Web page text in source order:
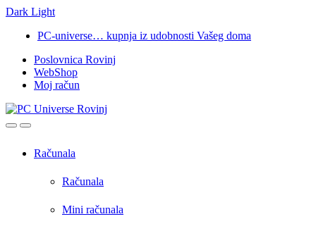
Dark Light
navigation
content
PC-universe… kupnja iz udobnosti Vašeg doma
Poslovnica Rovinj
WebShop
Moj račun
OpenClose
Računala
Računala
Mini računala